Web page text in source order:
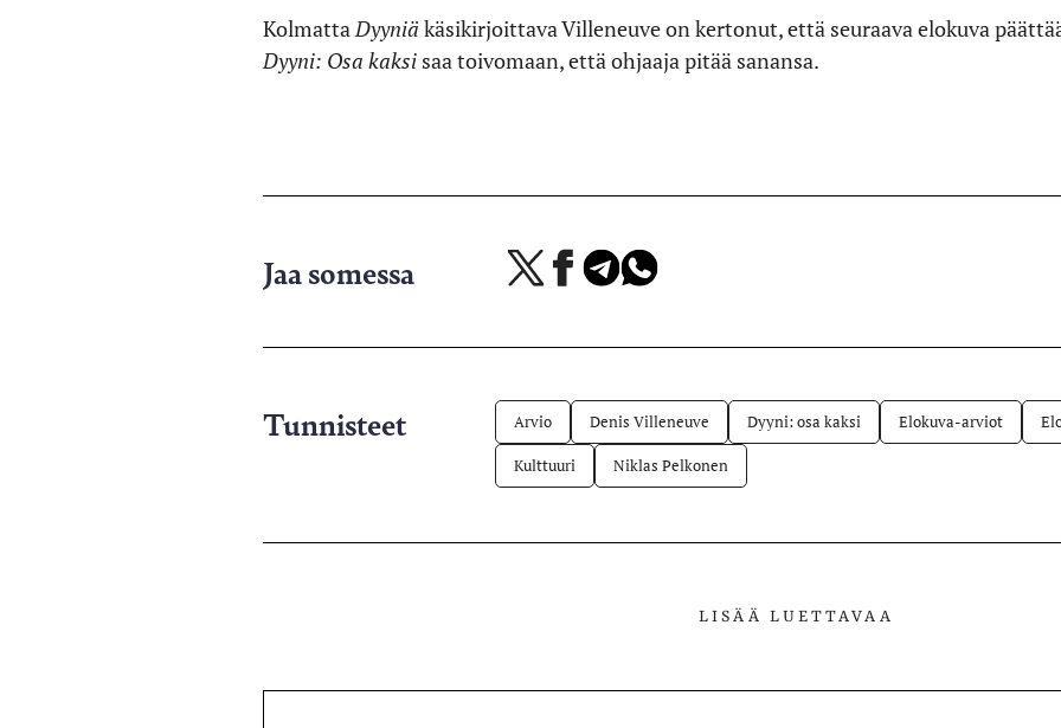
KolmattaDyyniä käsikirjoittava Villeneuve on kertonut, että seuraava elokuva
Dyyni: Osa kaksi saa toivomaan, että ohjaaja pitää sanansa.
Jaa somessa
Jaa
palvelussa
Jaa Jaa Jaa
Tunnisteet Arvio Denis Villeneuve Dyyni: osa kaksi Elokuva-arviot
Kulttuuri Niklas Pelkonen
LISÄÄ LUETTAVAA